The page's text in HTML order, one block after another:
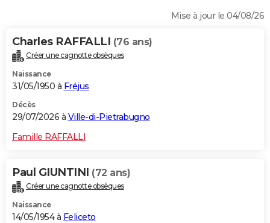
Alimentation
Guide de la santé
Maladies
Médicaments
Sommeil
VOYAGE
Destinations
City break
Voyage nature
Voyage de noces
Forum
Climat
+PHOTO
GUIDES D'ACHAT
BONS PLANS
CARTE DE VOEUX
Dictionnaire
Biographies
Citations
Expressions
Proverbes
PROGRAMME TV
COPAINS D'AVANT
Mise à jour le 04/08/26
Charles RAFFALLI (76 ans)
Créer une cagnotte obsèques
Naissance
31/05/1950 à Fréjus
Décès
29/07/2026 à Ville-di-Pietrabugno
Famille RAFFALLI
Paul GIUNTINI (72 ans)
Créer une cagnotte obsèques
Naissance
14/05/1954 à Feliceto